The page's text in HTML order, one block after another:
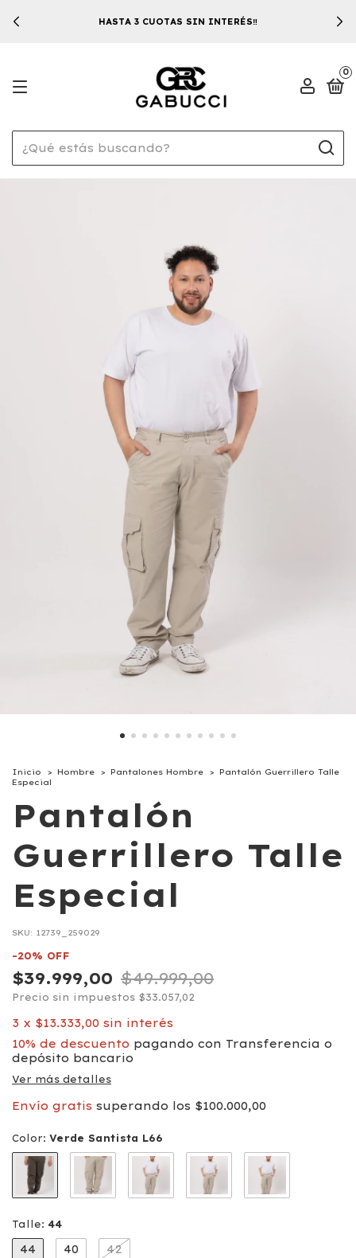
HASTA 3 CUOTAS SIN INTERÉS‼️
0
Inicio > Hombre > Pantalones Hombre >
Pantalón Guerrillero Talle
Especial
Pantalón
Guerrillero Talle
Especial
SKU: 12739_259029
-20% OFF
$39.999,00 $49.999,00
Precio sin impuestos $33.057,02
3 x $13.333,00 sin interés
10% de descuento pagando con Transferencia o
depósito bancario
Ver más detalles
Envío gratis superando los $100.000,00
Color: Verde Santista L66
Talle: 44
44 40 42